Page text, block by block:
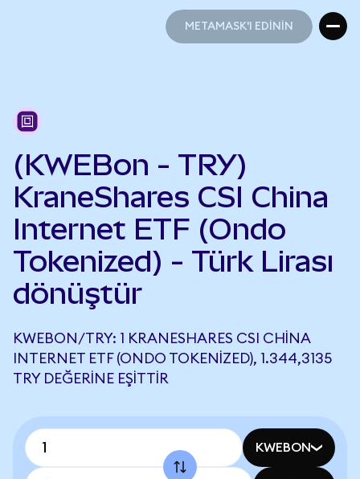
METAMASK'I EDİNİN
(KWEBon - TRY)
KraneShares CSI China
Internet ETF (Ondo
Tokenized) - Türk Lirası
dönüştür
KWEBON/TRY: 1 KRANESHARES CSI CHINA
INTERNET ETF (ONDO TOKENIZED), 1.344,3135
TRY DEĞERINE EŞITTIR
KWEBON